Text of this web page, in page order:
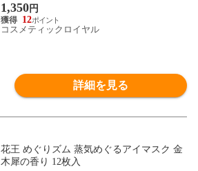
1,350円
12
コスメティックロイヤル
詳細を見る
花王 めぐりズム 蒸気めぐるアイマスク 金
木犀の香り 12枚入